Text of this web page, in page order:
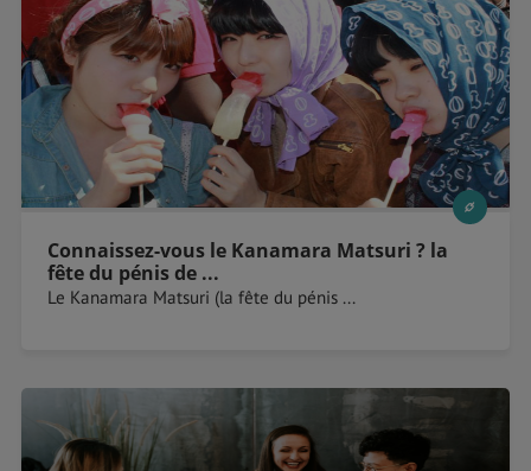
Connaissez-vous le Kanamara Matsuri ? la
fête du pénis de ...
Le Kanamara Matsuri (la fête du pénis ...